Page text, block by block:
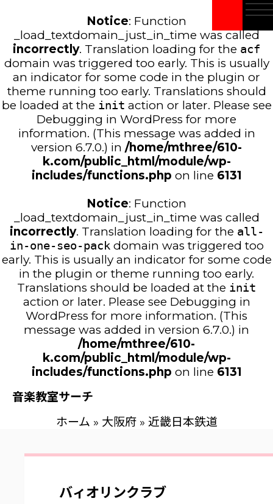
Notice: Function
_load_textdomain_just_in_time was called
incorrectly. Translation loading for the acf
domain was triggered too early. This is usually
an indicator for some code in the plugin or
theme running too early. Translations should
be loaded at the init action or later. Please see
Debugging in WordPress for more
information. (This message was added in
version 6.7.0.) in /home/mthree/610-
k.com/public_html/module/wp-
includes/functions.php on line 6131
Notice: Function
_load_textdomain_just_in_time was called
incorrectly. Translation loading for the all-
in-one-seo-packdomain was triggered too
early. This is usually an indicator for some code
in the plugin or theme running too early.
Translations should be loaded at the init
action or later. Please see Debugging in
WordPress for more information. (This
message was added in version 6.7.0.) in
/home/mthree/610-
k.com/public_html/module/wp-
includes/functions.php on line 6131
音楽教室サーチ
ホーム » 大阪府 » 近畿日本鉄道
バィオリンクラブ